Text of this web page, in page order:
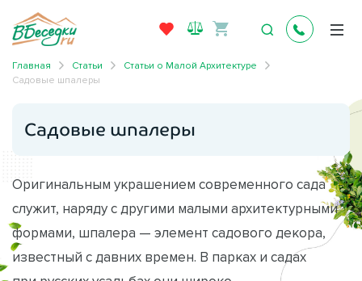
Главная Статьи
Статьи о Малой Архитектуре
Садовые шпалеры
Садовые шпалеры
Оригинальным украшением современного сада
служит, наряду с другими малыми архитектурными
формами, шпалера — элемент садового декора,
известный с давних времен. В парках и садах